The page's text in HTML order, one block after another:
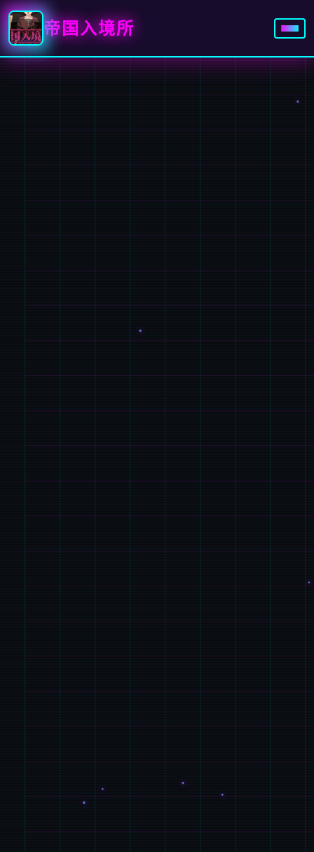
帝国入境所